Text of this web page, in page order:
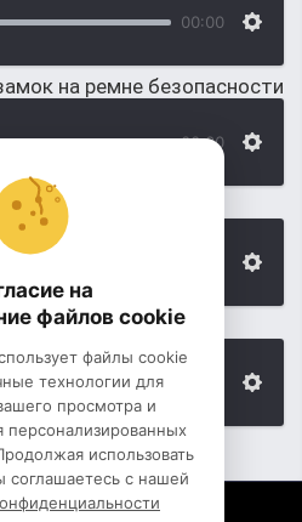
00:00
на ремне безопасности
00:00
на
файлов cookie
файлы cookie
технологии для
просмотра и
персонализированных
использовать
соглашаетесь с нашей